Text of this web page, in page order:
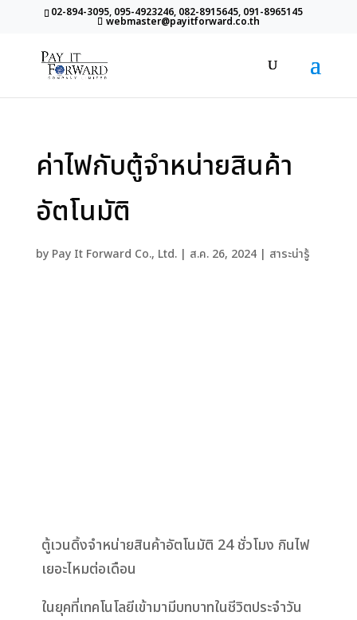
02-894-3095, 095-4923246, 082-8915645, 091-8965145
webmaster@payitforward.co.th
ค่าไฟกับตู้จำหน่ายสินค้า
อัตโนมัติ
by Pay It Forward Co., Ltd.| ส.ค. 26, 2024| สาระน่ารู้
ตู้เวนดิ้งจำหน่ายสินค้าอัตโนมัติ 24 ชั่วโมง กินไฟ
เยอะไหมต่อเดือน
ในยุคที่เทคโนโลยีเข้ามามีบทบาทในชีวิตประจำวัน